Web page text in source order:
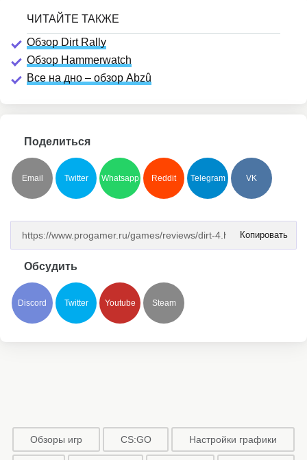
Обзор Dirt Rally
Обзор Hammerwatch
Все на дно – обзор Abzû
Поделиться
Email Twitter Whatsapp Reddit Telegram VK
Копировать
Обсудить
Discord Twitter Youtube Steam
Обзоры игр CS:GO Настройки графики